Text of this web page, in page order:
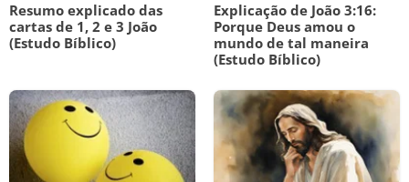
Resumo explicado das
cartas de 1, 2 e 3 João
(Estudo Bíblico)
Explicação de João 3:16:
Porque Deus amou o
mundo de tal maneira
(Estudo Bíblico)